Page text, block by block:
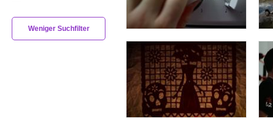
Weniger Suchfilter